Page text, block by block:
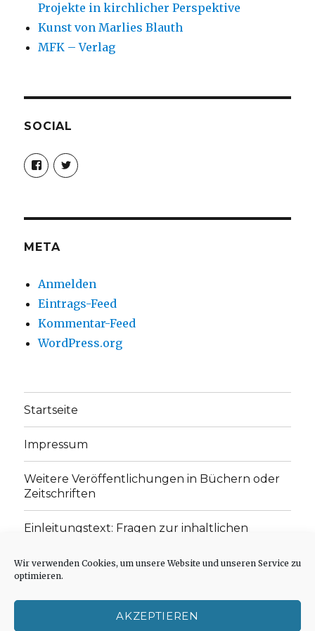
Wir verwenden Cookies, um unsere Website und unseren Service zu
optimieren.
AKZEPTIEREN
Projekte in kirchlicher Perspektive
Kunst von Marlies Blauth
MFK – Verlag
SOCIAL
Profil
von
christoph.fleischer1
anzeigen
Profil
von
anzeigen
META
Anmelden
Eintrags-Feed
Kommentar-Feed
WordPress.org
Startseite
Impressum
Weitere Veröffentlichungen in Büchern oder
Zeitschriften
Einleitungstext: Fragen zur inhaltlichen
„schwachen Glaubens“